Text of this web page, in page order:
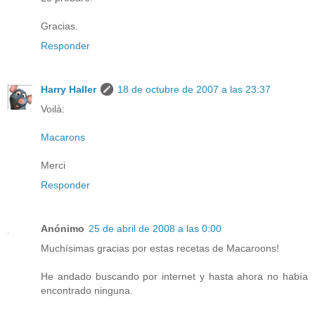
Gracias.
Responder
Harry Haller
18 de octubre de 2007 a las 23:37
Voilà:
Macarons
Merci
Responder
Anónimo 25 de abril de 2008 a las 0:00
Muchísimas gracias por estas recetas de Macaroons!
He andado buscando por internet y hasta ahora no había
encontrado ninguna.